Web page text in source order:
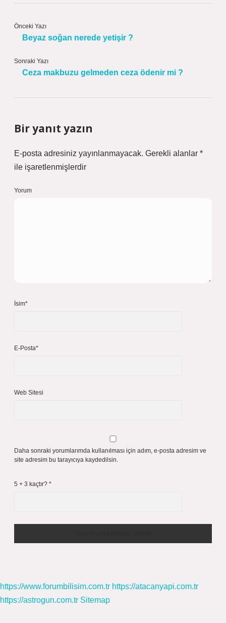
Önceki Yazı
Beyaz soğan nerede yetişir ?
Sonraki Yazı
Ceza makbuzu gelmeden ceza ödenir mi ?
Bir yanıt yazın
E-posta adresiniz yayınlanmayacak. Gerekli alanlar *
ile işaretlenmişlerdir
Yorum
İsim*
E-Posta*
Web Sitesi
Daha sonraki yorumlarımda kullanılması için adım, e-posta adresim ve
site adresim bu tarayıcıya kaydedilsin.
5 + 3 kaçtır? *
https://www.forumbilisim.com.tr https://atacanyapi.com.tr
https://astrogun.com.tr Sitemap